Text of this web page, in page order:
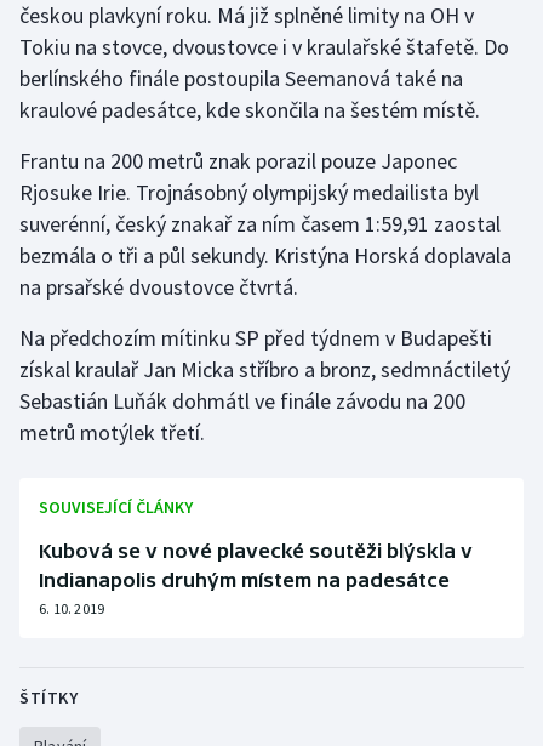
Házená
Jezdectví
Krasobruslení
Lezení
Moderní pětiboj
Motorsport
Olympijské hry
Parasport
Plavání
českou plavkyní roku. Má již splněné limity na OH v
Tokiu na stovce, dvoustovce i v kraulařské štafetě. Do
berlínského finále postoupila Seemanová také na
kraulové padesátce, kde skončila na šestém místě.
Frantu na 200 metrů znak porazil pouze Japonec
Rjosuke Irie. Trojnásobný olympijský medailista byl
suverénní, český znakař za ním časem 1:59,91 zaostal
bezmála o tři a půl sekundy. Kristýna Horská doplavala
na prsařské dvoustovce čtvrtá.
Na předchozím mítinku SP před týdnem v Budapešti
získal kraulař Jan Micka stříbro a bronz, sedmnáctiletý
Sebastián Luňák dohmátl ve finále závodu na 200
metrů motýlek třetí.
SOUVISEJÍCÍ ČLÁNKY
Kubová se v nové plavecké soutěži blýskla v
Indianapolis druhým místem na padesátce
6. 10. 2019
ŠTÍTKY